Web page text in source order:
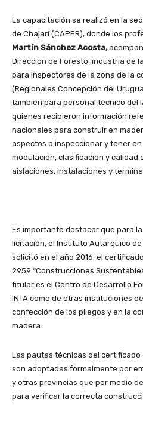
La capacitación se realizó en la
de Chajarí (CAPER), donde los
Martín Sánchez Acosta,
Dirección de Foresto-industria de
para inspectores de la zona de la
(Regionales Concepción del
también para personal técnico del
quienes recibieron información
nacionales para construir en
aspectos a inspeccionar y tener
modulación, clasificación y calidad
aislaciones, instalaciones y
Es importante destacar que para
licitación, el Instituto Autárquico
solicitó en el año 2016, el
2959 “Construcciones
titular es el Centro de Desarrollo
INTA como de otras instituciones
confección de los pliegos y en la
madera.
Las pautas técnicas del
son adoptadas formalmente por
y otras provincias que por medio
para verificar la correcta